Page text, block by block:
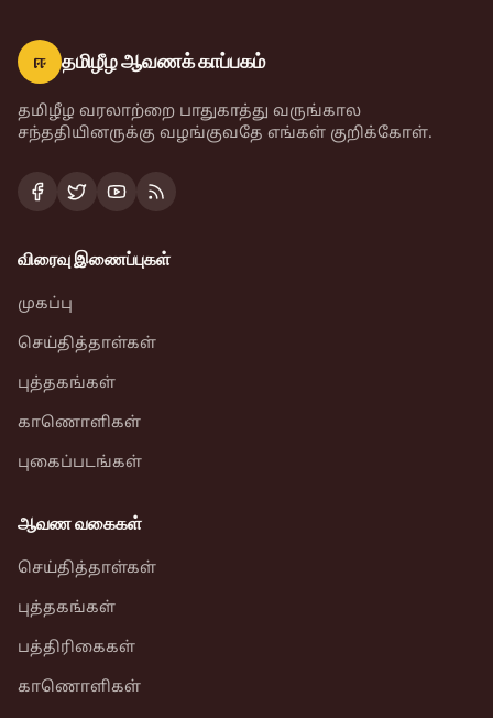
ஈ தமிழீழ ஆவணக் காப்பகம்
தமிழீழ வரலாற்றை பாதுகாத்து வருங்கால
சந்ததியினருக்கு வழங்குவதே எங்கள் குறிக்கோள்.
விரைவு இணைப்புகள்
முகப்பு
செய்தித்தாள்கள்
புத்தகங்கள்
காணொளிகள்
புகைப்படங்கள்
ஆவண வகைகள்
செய்தித்தாள்கள்
புத்தகங்கள்
பத்திரிகைகள்
காணொளிகள்